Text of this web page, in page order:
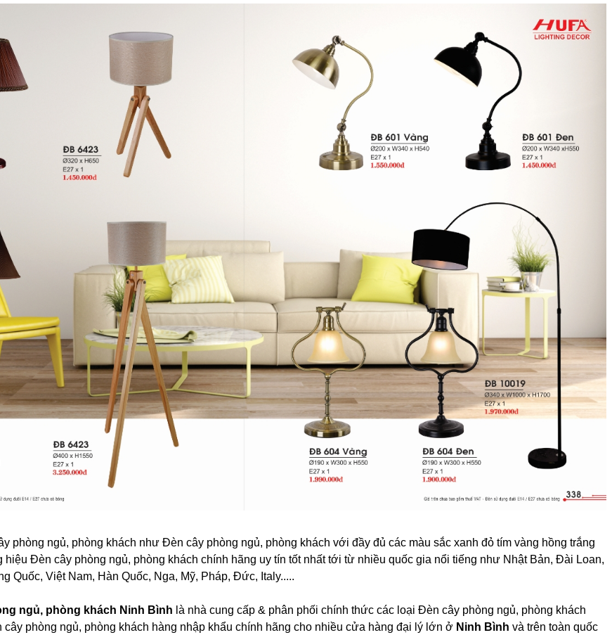
phòng ngủ, phòng khách như Đèn cây phòng ngủ, phòng khách với đầy đủ các màu sắc xanh đỏ tím vàng hồng trắng
hiệu Đèn cây phòng ngủ, phòng khách chính hãng uy tín tốt nhất tới từ nhiều quốc gia nổi tiếng như Nhật Bản, Đài Loan,
Quốc, Việt Nam, Hàn Quốc, Nga, Mỹ, Pháp, Đức, Italy.....
ngủ, phòng khách Ninh Bình là nhà cung cấp & phân phối chính thức các loại Đèn cây phòng ngủ, phòng khách
phòng ngủ, phòng khách hàng nhập khẩu chính hãng cho nhiều cửa hàng đại lý lớn ở Ninh Bình và trên toàn quốc